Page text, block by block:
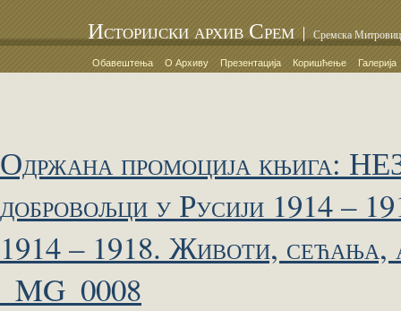
Историјски архив Срем Сремска
Обавештења О Архиву Презентација Коришћење Галерија
Одржана промоција
добровољци у Русији
1914 – 1918. Животи,
_MG_0008